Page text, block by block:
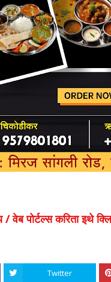
/ वेब पोर्टल्स करिता इथे
Twitter